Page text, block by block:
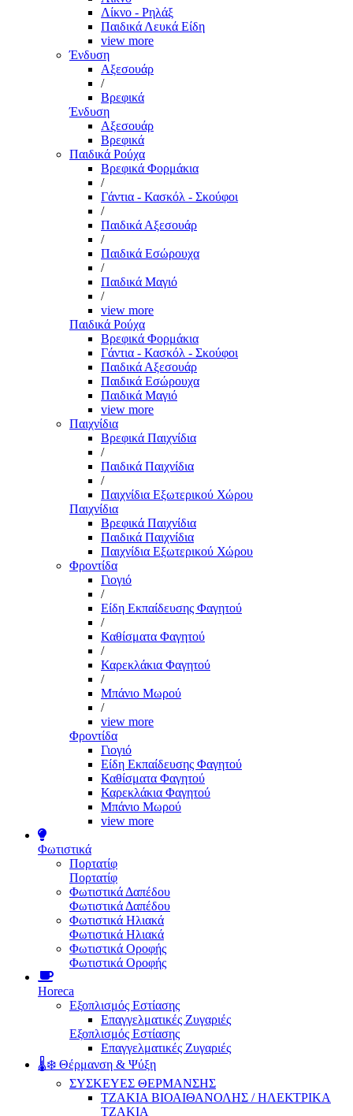
Λίκνο - Ρηλάξ
Παιδικά Λευκά Είδη
view more
Ένδυση
Αξεσουάρ
/
Βρεφικά
Ένδυση
Αξεσουάρ
Βρεφικά
Παιδικά Ρούχα
Βρεφικά Φορμάκια
/
Γάντια - Κασκόλ - Σκούφοι
/
Παιδικά Αξεσουάρ
/
Παιδικά Εσώρουχα
/
Παιδικά Μαγιό
/
view more
Παιδικά Ρούχα
Βρεφικά Φορμάκια
Γάντια - Κασκόλ - Σκούφοι
Παιδικά Αξεσουάρ
Παιδικά Εσώρουχα
Παιδικά Μαγιό
view more
Παιχνίδια
Βρεφικά Παιχνίδια
/
Παιδικά Παιχνίδια
/
Παιχνίδια Εξωτερικού Χώρου
Παιχνίδια
Βρεφικά Παιχνίδια
Παιδικά Παιχνίδια
Παιχνίδια Εξωτερικού Χώρου
Φροντίδα
Γιογιό
/
Είδη Εκπαίδευσης Φαγητού
/
Καθίσματα Φαγητού
/
Καρεκλάκια Φαγητού
/
Μπάνιο Μωρού
/
view more
Φροντίδα
Γιογιό
Είδη Εκπαίδευσης Φαγητού
Καθίσματα Φαγητού
Καρεκλάκια Φαγητού
Μπάνιο Μωρού
view more
Φωτιστικά
Πορτατίφ
Πορτατίφ
Φωτιστικά Δαπέδου
Φωτιστικά Δαπέδου
Φωτιστικά Ηλιακά
Φωτιστικά Ηλιακά
Φωτιστικά Οροφής
Φωτιστικά Οροφής
Horeca
Εξοπλισμός Εστίασης
Επαγγελματικές Ζυγαριές
Εξοπλισμός Εστίασης
Επαγγελματικές Ζυγαριές
🌡️❄️ Θέρμανση & Ψύξη
ΣΥΣΚΕΥΕΣ ΘΕΡΜΑΝΣΗΣ
ΤΖΑΚΙΑ ΒΙΟΑΙΘΑΝΟΛΗΣ / ΗΛΕΚΤΡΙΚΑ
ΤΖΑΚΙΑ